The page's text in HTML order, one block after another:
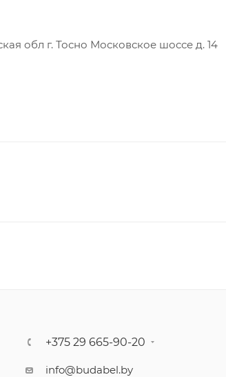
обл г. Тосно Московское шоссе д. 14
+375 29 665-90-20
info@budabel.by